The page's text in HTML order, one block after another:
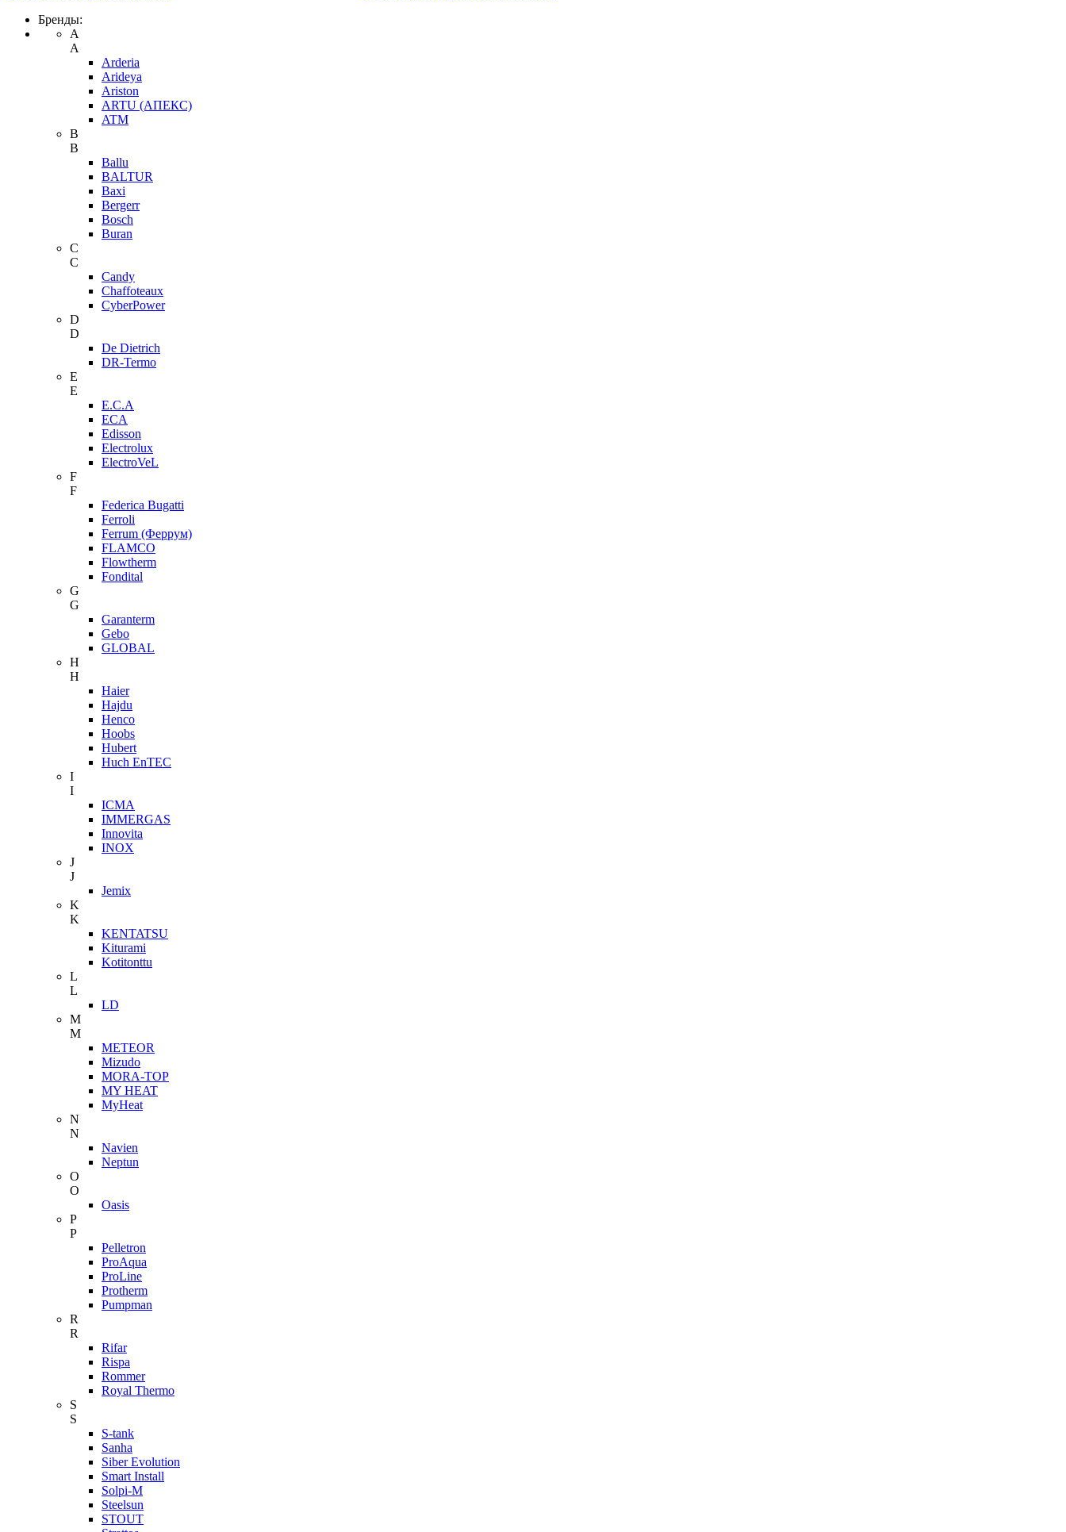
Бренды:
A
A
Arderia
Arideya
Ariston
ARTU (АПЕКС)
ATM
B
B
Ballu
BALTUR
Baxi
Bergerr
Bosch
Buran
C
C
Candy
Chaffoteaux
CyberPower
D
D
De Dietrich
DR-Termo
E
E
E.C.A
ECA
Edisson
Electrolux
ElectroVeL
F
F
Federica Bugatti
Ferroli
Ferrum (Феррум)
FLAMCO
Flowtherm
Fondital
G
G
Garanterm
Gebo
GLOBAL
H
H
Haier
Hajdu
Henco
Hoobs
Hubert
Huch EnTEC
I
I
ICMA
IMMERGAS
Innovita
INOX
J
J
Jemix
K
K
KENTATSU
Kiturami
Kotitonttu
L
L
LD
M
M
METEOR
Mizudo
MORA-TOP
MY HEAT
MyHeat
N
N
Navien
Neptun
O
O
Oasis
P
P
Pelletron
ProAqua
ProLine
Protherm
Pumpman
R
R
Rifar
Rispa
Rommer
Royal Thermo
S
S
S-tank
Sanha
Siber Evolution
Smart Install
Solpi-M
Steelsun
STOUT